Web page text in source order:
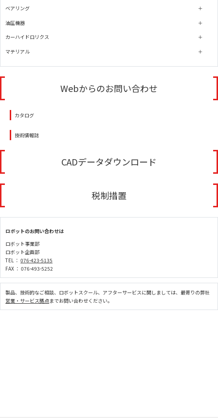
ベアリング
油圧機器
カーハイドロリクス
マテリアル
Webからのお問い合わせ
カタログ
技術情報誌
CADデータダウンロード
税制措置
ロボットのお問い合わせは
ロボット事業部
ロボット企画部
TEL ： 076-423-5135
FAX ： 076-493-5252
製品、技術的なご相談、ロボットスクール、アフターサービスに関しましては、最寄りの弊社
営業・サービス拠点までお問い合わせください。